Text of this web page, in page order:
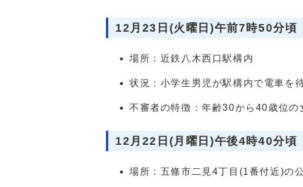
12月23日(火曜日)午前7時50分頃
場所：近鉄八木西口駅構内
状況：小学生男児が駅構内で電車を
不審者の特徴：年齢30から40歳位
12月22日(月曜日)午後4時40分頃
場所：五條市二見4丁目(1番付近)の